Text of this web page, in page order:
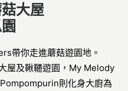
大屋
帶你走進蘑菇遊園地。
屋及鞦韆遊園，My Melody
則化身大廚為